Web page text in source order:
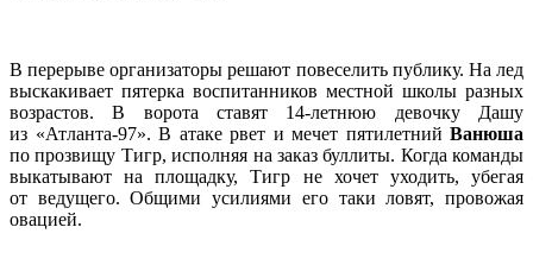
В перерыве организаторы решают повеселить публику. На лед
выскакивает пятерка воспитанников местной школы разных
возрастов. В ворота ставят 14‑летнюю девочку Дашу
из «Атланта-97». В атаке рвет и мечет пятилетний Ванюша
по прозвищу Тигр, исполняя на заказ буллиты. Когда команды
выкатывают на площадку, Тигр не хочет уходить, убегая
от ведущего. Общими усилиями его таки ловят, провожая
овацией.